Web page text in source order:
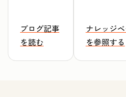
ブログ記事
を読む
ナレッジ
を参照する